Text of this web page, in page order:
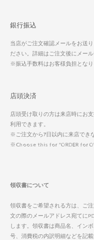
銀行振込
当店がご注文確認メールをお送
ださい。詳細はご注文後にメール
※振込手数料はお客様負担とな
店頭決済
店頭受け取りの方は来店時にお
利用できます。
※ご注文から7日以内に来店でき
※Choose this for "ORDER for
領収書について
領収書をご希望される方は、ご
文の際のメールアドレス宛てに
します。領収書は商品名、イン
号、消費税の内訳明細などを記載